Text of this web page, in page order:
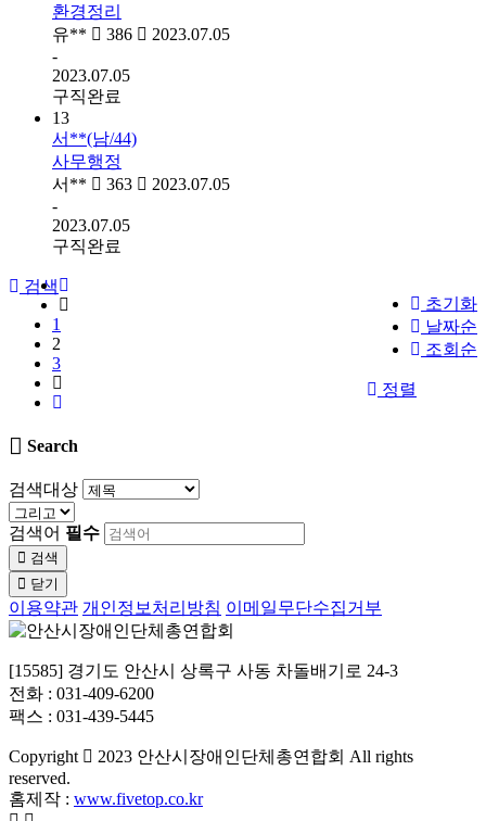
환경정리
유**
386
2023.07.05
-
2023.07.05
구직완료
13
서**(남/44)
사무행정
서**
363
2023.07.05
-
2023.07.05
구직완료
초기화
날짜순
조회순
정렬
검색
1
2
3
Search
검색대상
검색어 필수
검색
닫기
이용약관 개인정보처리방침 이메일무단수집거부
[15585] 경기도 안산시 상록구 사동 차돌배기로 24-3
전화 : 031-409-6200
팩스 : 031-439-5445
Copyright
2023 안산시장애인단체총연합회 All rights
reserved.
홈제작 : www.fivetop.co.kr